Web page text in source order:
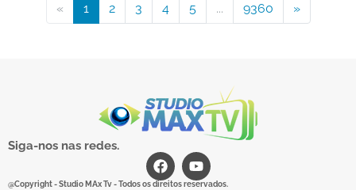
« 1 2 3 4 5 ... 9360 »
Siga-nos nas redes.
@Copyright - Studio MAx Tv - Todos os direitos reservados.